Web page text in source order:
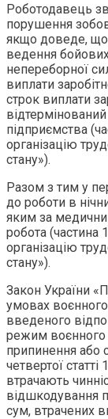
Роботодавець
порушення
якщо доведе, що
ведення
непереборної
виплати
строк виплати
підприємства
організацію
стану»).
Разом з тим у
до роботи в
яким за
робота (частина
організацію
стану»).
Закон України
умовах воєнного
введеного
режим воєнного
припинення або
четвертої статті
втрачають
відшкодування
сум, втрачених